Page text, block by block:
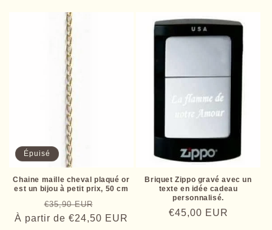
Épuisé
Chaine maille cheval plaqué or
est un bijou à petit prix, 50 cm
Prix
habituel
€35,90 EUR
promotionnel
À partir de €24,50 EUR
Briquet Zippo gravé avec un
texte en idée cadeau
personnalisé.
Prix
€45,00 EUR